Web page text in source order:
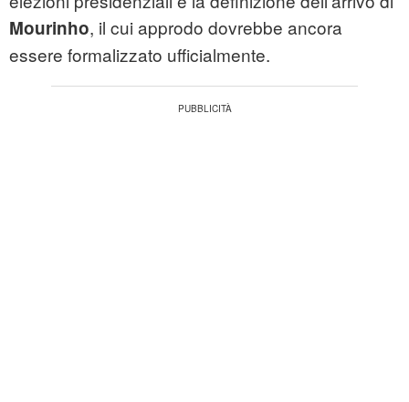
Mourinho, il cui approdo dovrebbe ancora
essere formalizzato ufficialmente.